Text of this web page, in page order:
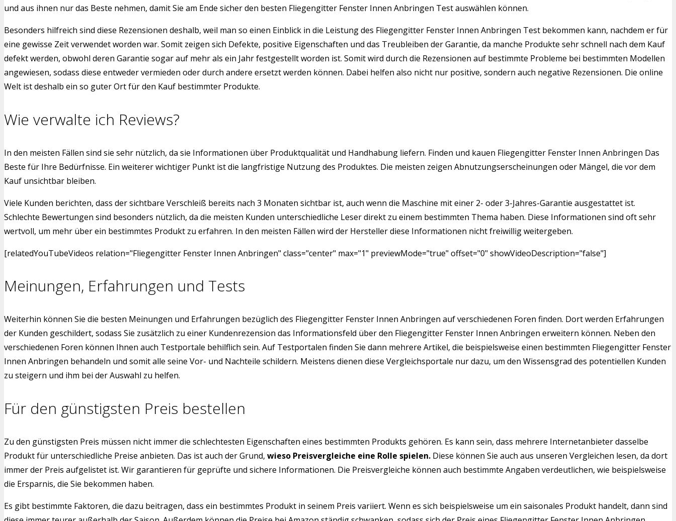
und aus ihnen nur das Beste nehmen, damit Sie am Ende sicher den besten Fliegengitter Fenster Innen Anbringen Test auswählen können.
Besonders hilfreich sind diese Rezensionen deshalb, weil man so einen Einblick in die Leistung des Fliegengitter Fenster Innen Anbringen Test bekommen kann, nachdem er für
eine gewisse Zeit verwendet worden war. Somit zeigen sich Defekte, positive Eigenschaften und das Treubleiben der Garantie, da manche Produkte sehr schnell nach dem Kauf
defekt werden, obwohl deren Garantie sogar auf mehr als ein Jahr festgestellt worden ist. Somit wird durch die Rezensionen auf bestimmte Probleme bei bestimmten Modellen
angewiesen, sodass diese entweder vermieden oder durch andere ersetzt werden können. Dabei helfen also nicht nur positive, sondern auch negative Rezensionen. Die online
Welt ist deshalb ein so guter Ort für den Kauf bestimmter Produkte.
Wie verwalte ich Reviews?
In den meisten Fällen sind sie sehr nützlich, da sie Informationen über Produktqualität und Handhabung liefern. Finden und kauen Fliegengitter Fenster Innen Anbringen Das
Beste für Ihre Bedürfnisse. Ein weiterer wichtiger Punkt ist die langfristige Nutzung des Produktes. Die meisten zeigen Abnutzungserscheinungen oder Mängel, die vor dem
Kauf unsichtbar bleiben.
Viele Kunden berichten, dass der sichtbare Verschleiß bereits nach 3 Monaten sichtbar ist, auch wenn die Maschine mit einer 2- oder 3-Jahres-Garantie ausgestattet ist.
Schlechte Bewertungen sind besonders nützlich, da die meisten Kunden unterschiedliche Leser direkt zu einem bestimmten Thema haben. Diese Informationen sind oft sehr
wertvoll, um mehr über ein bestimmtes Produkt zu erfahren. In den meisten Fällen wird der Hersteller diese Informationen nicht freiwillig weitergeben.
[relatedYouTubeVideos relation="Fliegengitter Fenster Innen Anbringen" class="center" max="1" previewMode="true" offset="0" showVideoDescription="false"]
Meinungen, Erfahrungen und Tests
Weiterhin können Sie die besten Meinungen und Erfahrungen bezüglich des Fliegengitter Fenster Innen Anbringen auf verschiedenen Foren finden. Dort werden Erfahrungen
der Kunden geschildert, sodass Sie zusätzlich zu einer Kundenrezension das Informationsfeld über den Fliegengitter Fenster Innen Anbringen erweitern können. Neben den
verschiedenen Foren können Ihnen auch Testportale behilflich sein. Auf Testportalen finden Sie dann mehrere Artikel, die beispielsweise einen bestimmten Fliegengitter Fenster
Innen Anbringen behandeln und somit alle seine Vor- und Nachteile schildern. Meistens dienen diese Vergleichsportale nur dazu, um den Wissensgrad des potentiellen Kunden
zu steigern und ihm bei der Auswahl zu helfen.
Für den günstigsten Preis bestellen
Zu den günstigsten Preis müssen nicht immer die schlechtesten Eigenschaften eines bestimmten Produkts gehören. Es kann sein, dass mehrere Internetanbieter dasselbe
Produkt für unterschiedliche Preise anbieten. Das ist auch der Grund, wieso Preisvergleiche eine Rolle spielen. Diese können Sie auch aus unseren Vergleichen lesen, da dort
immer der Preis aufgelistet ist. Wir garantieren für geprüfte und sichere Informationen. Die Preisvergleiche können auch bestimmte Angaben verdeutlichen, wie beispielsweise
die Ersparnis, die Sie bekommen haben.
Es gibt bestimmte Faktoren, die dazu beitragen, dass ein bestimmtes Produkt in seinem Preis variiert. Wenn es sich beispielsweise um ein saisonales Produkt handelt, dann sind